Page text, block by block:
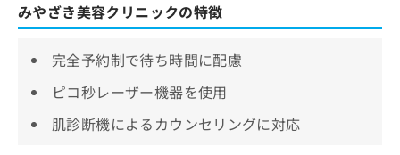
みやざき美容クリニックの特徴
完全予約制で待ち時間に配慮
ピコ秒レーザー機器を使用
肌診断機によるカウンセリングに対応